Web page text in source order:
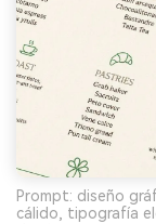
Prompt: diseño
cálido, tipografía